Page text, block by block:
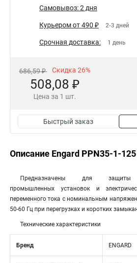
Самовывоз: 2 дня
Курьером от 490 ₽ 2-3 дней
Срочная доставка: 1 день
686,59 ₽ Скидка 26%
508,08 ₽
Цена за 1 шт.
Быстрый заказ
Описание Engard PPN35-1-125
Предназначены для защиты
промышленных установок и
переменного тока с номинальным
50-60 Гц при перегрузках и коротких
Технические характеристики
Бренд ENGARD